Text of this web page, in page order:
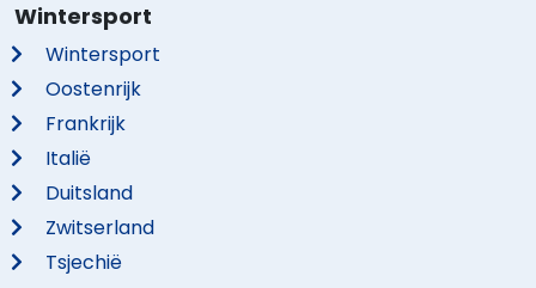
Wintersport
Wintersport
Oostenrijk
Frankrijk
Italië
Duitsland
Zwitserland
Tsjechië